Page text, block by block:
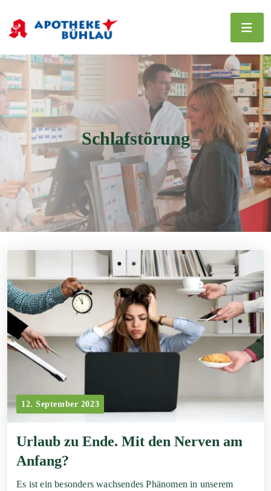
Schlafstörung
12. September 2023
Urlaub zu Ende. Mit den Nerven am
Anfang?
Es ist ein besonders wachsendes Phänomen in unserem